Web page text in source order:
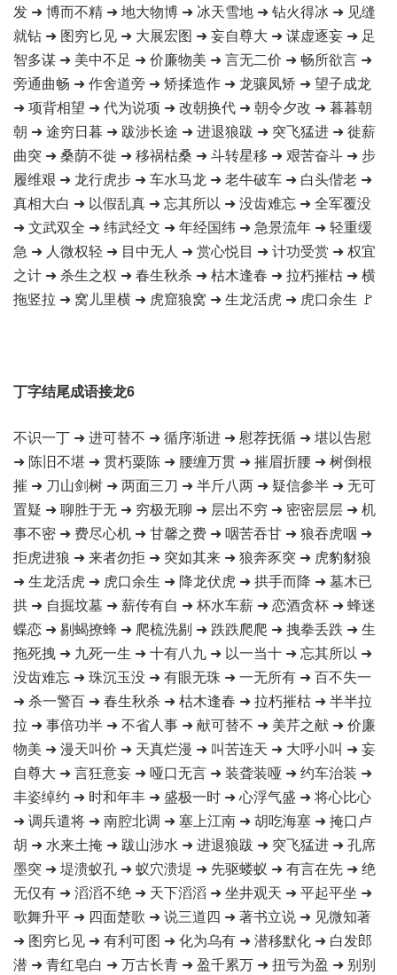
发 ➜ 博而不精 ➜ 地大物博 ➜ 冰天雪地 ➜ 钻火得冰 ➜ 见缝
就钻 ➜ 图穷匕见 ➜ 大展宏图 ➜ 妄自尊大 ➜ 谋虚逐妄 ➜ 足
智多谋 ➜ 美中不足 ➜ 价廉物美 ➜ 言无二价 ➜ 畅所欲言 ➜
旁通曲畅 ➜ 作舍道旁 ➜ 矫揉造作 ➜ 龙骧凤矫 ➜ 望子成龙
➜ 项背相望 ➜ 代为说项 ➜ 改朝换代 ➜ 朝令夕改 ➜ 暮暮朝
朝 ➜ 途穷日暮 ➜ 跋涉长途 ➜ 进退狼跋 ➜ 突飞猛进 ➜ 徙薪
曲突 ➜ 桑荫不徙 ➜ 移祸枯桑 ➜ 斗转星移 ➜ 艰苦奋斗 ➜ 步
履维艰 ➜ 龙行虎步 ➜ 车水马龙 ➜ 老牛破车 ➜ 白头偕老 ➜
真相大白 ➜ 以假乱真 ➜ 忘其所以 ➜ 没齿难忘 ➜ 全军覆没
➜ 文武双全 ➜ 纬武经文 ➜ 年经国纬 ➜ 急景流年 ➜ 轻重缓
急 ➜ 人微权轻 ➜ 目中无人 ➜ 赏心悦目 ➜ 计功受赏 ➜ 权宜
之计 ➜ 杀生之权 ➜ 春生秋杀 ➜ 枯木逢春 ➜ 拉朽摧枯 ➜ 横
拖竖拉 ➜ 窝儿里横 ➜ 虎窟狼窝 ➜ 生龙活虎 ➜ 虎口余生 🚩
丁字结尾成语接龙6
不识一丁 ➜ 进可替不 ➜ 循序渐进 ➜ 慰荐抚循 ➜ 堪以告慰
➜ 陈旧不堪 ➜ 贯朽粟陈 ➜ 腰缠万贯 ➜ 摧眉折腰 ➜ 树倒根
摧 ➜ 刀山剑树 ➜ 两面三刀 ➜ 半斤八两 ➜ 疑信参半 ➜ 无可
置疑 ➜ 聊胜于无 ➜ 穷极无聊 ➜ 层出不穷 ➜ 密密层层 ➜ 机
事不密 ➜ 费尽心机 ➜ 甘馨之费 ➜ 咽苦吞甘 ➜ 狼吞虎咽 ➜
拒虎进狼 ➜ 来者勿拒 ➜ 突如其来 ➜ 狼奔豕突 ➜ 虎豹豺狼
➜ 生龙活虎 ➜ 虎口余生 ➜ 降龙伏虎 ➜ 拱手而降 ➜ 墓木已
拱 ➜ 自掘坟墓 ➜ 薪传有自 ➜ 杯水车薪 ➜ 恋酒贪杯 ➜ 蜂迷
蝶恋 ➜ 剔蝎撩蜂 ➜ 爬梳洗剔 ➜ 跌跌爬爬 ➜ 拽拳丢跌 ➜ 生
拖死拽 ➜ 九死一生 ➜ 十有八九 ➜ 以一当十 ➜ 忘其所以 ➜
没齿难忘 ➜ 珠沉玉没 ➜ 有眼无珠 ➜ 一无所有 ➜ 百不失一
➜ 杀一警百 ➜ 春生秋杀 ➜ 枯木逢春 ➜ 拉朽摧枯 ➜ 半半拉
拉 ➜ 事倍功半 ➜ 不省人事 ➜ 献可替不 ➜ 美芹之献 ➜ 价廉
物美 ➜ 漫天叫价 ➜ 天真烂漫 ➜ 叫苦连天 ➜ 大呼小叫 ➜ 妄
自尊大 ➜ 言狂意妄 ➜ 哑口无言 ➜ 装聋装哑 ➜ 约车治装 ➜
丰姿绰约 ➜ 时和年丰 ➜ 盛极一时 ➜ 心浮气盛 ➜ 将心比心
➜ 调兵遣将 ➜ 南腔北调 ➜ 塞上江南 ➜ 胡吃海塞 ➜ 掩口卢
胡 ➜ 水来土掩 ➜ 跋山涉水 ➜ 进退狼跋 ➜ 突飞猛进 ➜ 孔席
墨突 ➜ 堤溃蚁孔 ➜ 蚁穴溃堤 ➜ 先驱蝼蚁 ➜ 有言在先 ➜ 绝
无仅有 ➜ 滔滔不绝 ➜ 天下滔滔 ➜ 坐井观天 ➜ 平起平坐 ➜
歌舞升平 ➜ 四面楚歌 ➜ 说三道四 ➜ 著书立说 ➜ 见微知著
➜ 图穷匕见 ➜ 有利可图 ➜ 化为乌有 ➜ 潜移默化 ➜ 白发郎
潜 ➜ 青红皂白 ➜ 万古长青 ➜ 盈千累万 ➜ 扭亏为盈 ➜ 别别